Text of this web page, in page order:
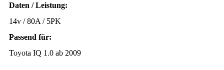
Daten / Leistung:
14v / 80A / 5PK
Passend für:
Toyota IQ 1.0 ab 2009